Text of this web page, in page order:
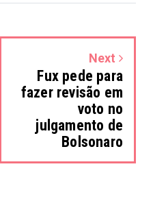
Next
Fux pede para
fazer revisão em
voto no
julgamento de
Bolsonaro